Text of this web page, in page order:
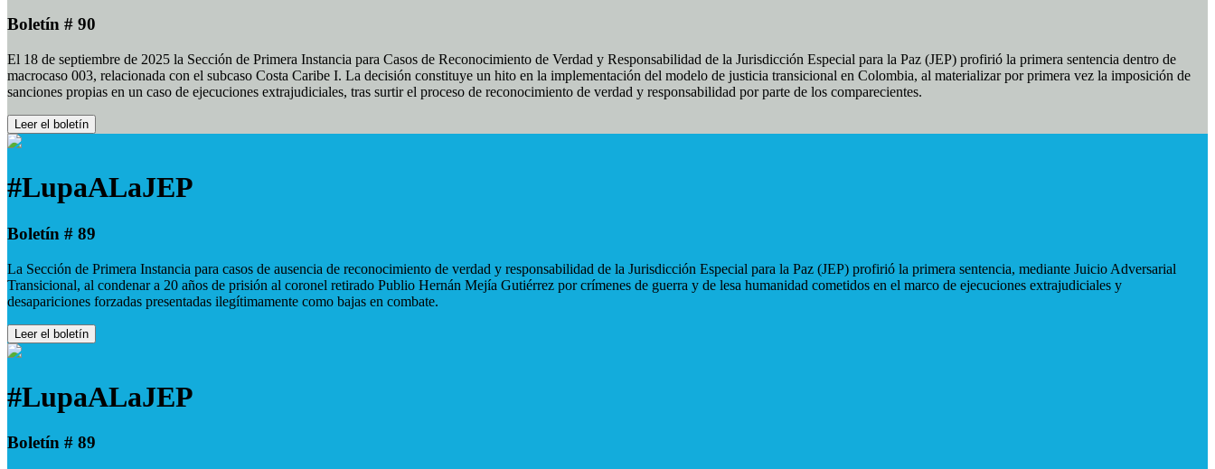
Boletín # 90
El 18 de septiembre de 2025 la Sección de Primera Instancia para Casos de Reconocimiento de Verdad y Responsabilidad de la Jurisdicción Especial para la Paz (JEP) profirió la primera sentencia dentro de
macrocaso 003, relacionada con el subcaso Costa Caribe I. La decisión constituye un hito en la implementación del modelo de justicia transicional en Colombia, al materializar por primera vez la imposición de
sanciones propias en un caso de ejecuciones extrajudiciales, tras surtir el proceso de reconocimiento de verdad y responsabilidad por parte de los comparecientes.
Leer el boletín
#LupaALaJEP
Boletín # 89
La Sección de Primera Instancia para casos de ausencia de reconocimiento de verdad y responsabilidad de la Jurisdicción Especial para la Paz (JEP) profirió la primera sentencia, mediante Juicio Adversarial
Transicional, al condenar a 20 años de prisión al coronel retirado Publio Hernán Mejía Gutiérrez por crímenes de guerra y de lesa humanidad cometidos en el marco de ejecuciones extrajudiciales y
desapariciones forzadas presentadas ilegítimamente como bajas en combate.
Leer el boletín
#LupaALaJEP
Boletín # 89